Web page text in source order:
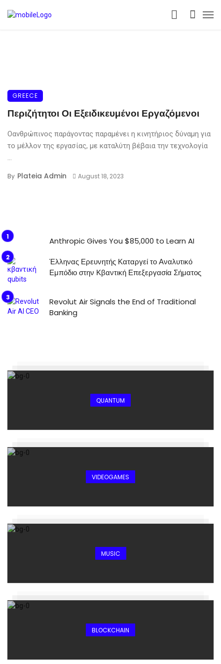
GREECE
Περιζήτητοι Οι Εξειδικευμένοι Εργαζόμενοι
Οανθρώπινος παράγοντας παραμένει η κινητήριος δύναμη για
το μέλλον της εργασίας, με καταλύτη βέβαια την τεχνολογία
...
By Plateia Admin August 18, 2023
Anthropic Gives You $85,000 to Learn AI
Έλληνας Ερευνητής Καταργεί το Αναλυτικό
Εμπόδιο στην Κβαντική Επεξεργασία Σήματος
Revolut Air Signals the End of Traditional
Banking
QUANTUM
VIDEOGAMES
MUSIC
BLOCKCHAIN